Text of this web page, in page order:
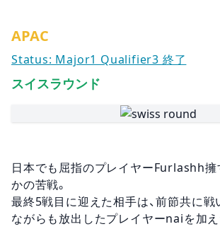
APAC
Status: Major1 Qualifier3 終了
スイスラウンド
日本でも屈指のプレイヤーFurlashh擁
かの苦戦。
最終5戦目に迎えた相手は、前節共に戦
ながらも放出したプレイヤーnaiを加